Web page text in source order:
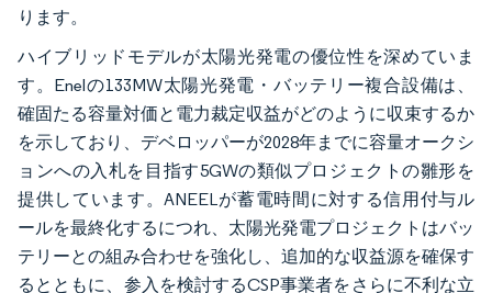
ります。
ハイブリッドモデルが太陽光発電の優位性を深めていま
す。Enelの133MW太陽光発電・バッテリー複合設備は、
確固たる容量対価と電力裁定収益がどのように収束するか
を示しており、デベロッパーが2028年までに容量オークシ
ョンへの入札を目指す5GWの類似プロジェクトの雛形を
提供しています。ANEELが蓄電時間に対する信用付与ル
ールを最終化するにつれ、太陽光発電プロジェクトはバッ
テリーとの組み合わせを強化し、追加的な収益源を確保す
るとともに、参入を検討するCSP事業者をさらに不利な立